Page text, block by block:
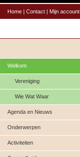
Home | Contact | Mijn account
Welkom
Vereniging
Wie Wat Waar
Agenda en Nieuws
Onderwerpen
Activiteiten